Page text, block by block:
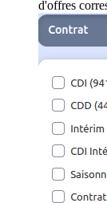
d'offres